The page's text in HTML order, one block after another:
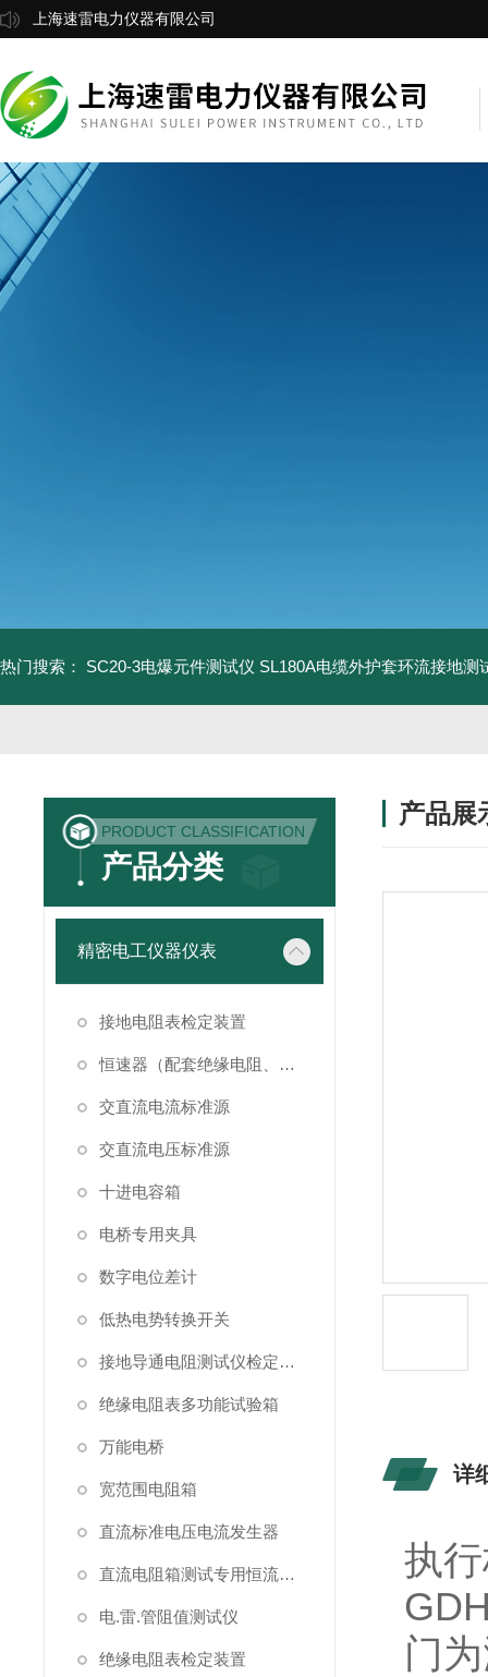
上海速雷电力仪器有限公司
热门搜索： SC20-3电爆元件测试仪 SL180A电缆外护套环流接地测
PRODUCT CLASSIFICATION
产品分类
精密电工仪器仪表
接地电阻表检定装置
恒速器（配套绝缘电阻、接地电阻表检定）
交直流电流标准源
交直流电压标准源
十进电容箱
电桥专用夹具
数字电位差计
低热电势转换开关
接地导通电阻测试仪检定装置
绝缘电阻表多功能试验箱
万能电桥
宽范围电阻箱
直流标准电压电流发生器
直流电阻箱测试专用恒流源（简称恒流源）
电.雷.管阻值测试仪
绝缘电阻表检定装置
产品展
详
执
门